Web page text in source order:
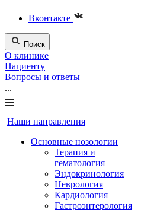
Вконтакте
Поиск
О клинике
Пациенту
Вопросы и ответы
...
Наши направления
Основные нозологии
Терапия и
гематология
Эндокринология
Неврология
Кардиология
Гастроэнтерология